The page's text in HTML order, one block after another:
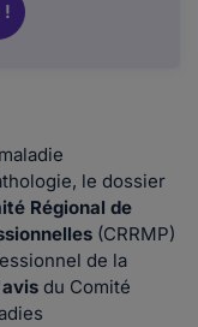
!
le dossier
Régional de
(CRRMP)
de la
avis du Comité